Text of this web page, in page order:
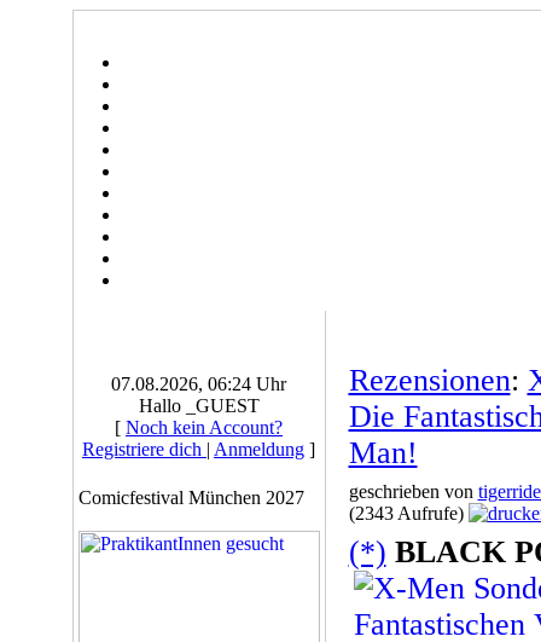
07.08.2026, 06:24 Uhr
Hallo _GUEST
[ Noch kein Account?
Registriere dich | Anmeldung ]
Comicfestival München 2027
Rezensionen:
Die
Man!
geschrieben von
(2343 Aufrufe)
(*) BLACK